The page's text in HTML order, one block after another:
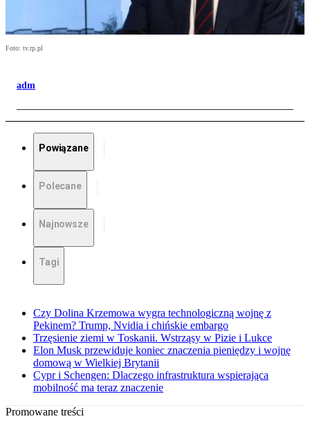
Foto: tv.rp.pl
adm
Powiązane
Polecane
Najnowsze
Tagi
Czy Dolina Krzemowa wygra technologiczną wojnę z
Pekinem? Trump, Nvidia i chińskie embargo
Trzęsienie ziemi w Toskanii. Wstrząsy w Pizie i Lukce
Elon Musk przewiduje koniec znaczenia pieniędzy i wojnę
domową w Wielkiej Brytanii
Cypr i Schengen: Dlaczego infrastruktura wspierająca
mobilność ma teraz znaczenie
Promowane treści